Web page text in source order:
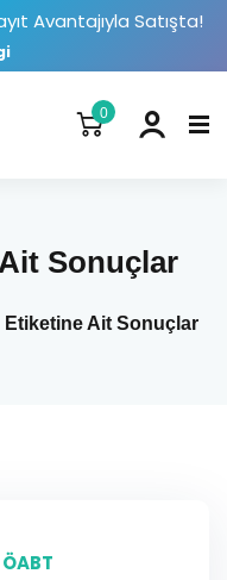
Avantajıyla Satışta!
0
Sonuçlar
Ait Sonuçlar